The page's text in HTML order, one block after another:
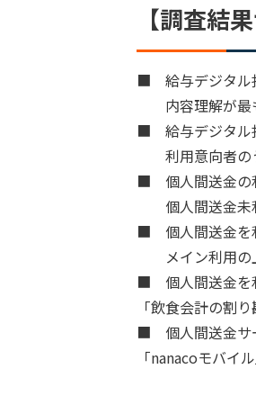
【調査結
■ 給与デジタル
内容理解が最
■ 給与デジタル
利用意向者のう
■ 個人間送金の
個人間送金未
■ 個人間送金を
メイン利用の上
■ 個人間送金を
「飲食会計の割
■ 個人間送金サ
「nanacoモバイ